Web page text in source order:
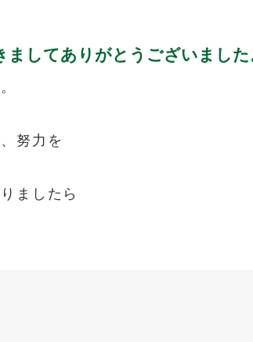
ましてありがとうございました
努力を
ましたら